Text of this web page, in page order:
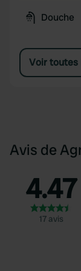
Douche
Voir toutes
Avis de
4.47
17 avis